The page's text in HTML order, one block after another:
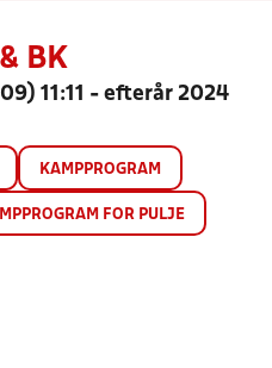
BK
11:11 - efterår 2024
KAMPPROGRAM
FOR PULJE